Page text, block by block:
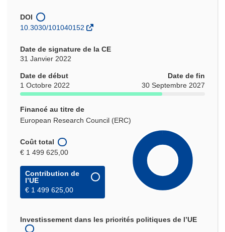
DOI
10.3030/101040152
Date de signature de la CE
31 Janvier 2022
Date de début
1 Octobre 2022
Date de fin
30 Septembre 2027
Financé au titre de
European Research Council (ERC)
Coût total
€ 1 499 625,00
Contribution de
l’UE
€ 1 499 625,00
Investissement dans les priorités politiques de l’UE